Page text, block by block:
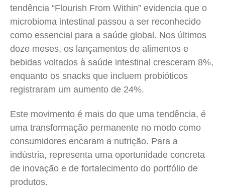
tendência “Flourish From Within” evidencia que o
microbioma intestinal passou a ser reconhecido
como essencial para a saúde global. Nos últimos
doze meses, os lançamentos de alimentos e
bebidas voltados à saúde intestinal cresceram 8%,
enquanto os snacks que incluem probióticos
registraram um aumento de 24%.
Este movimento é mais do que uma tendência, é
uma transformação permanente no modo como
consumidores encaram a nutrição. Para a
indústria, representa uma oportunidade concreta
de inovação e de fortalecimento do portfólio de
produtos.